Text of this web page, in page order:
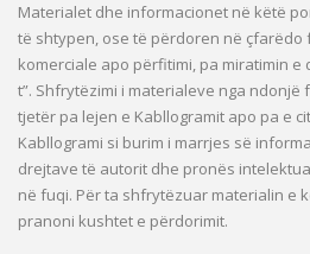
Materialet dhe informacionet në këtë
të shtypen, ose të përdoren në çfarëdo
komerciale apo përfitimi, pa miratimin e
t”. Shfrytëzimi i materialeve nga ndonjë
tjetër pa lejen e Kabllogramit apo pa e
Kabllogrami si burim i marrjes së
drejtave të autorit dhe pronës
në fuqi. Për ta shfrytëzuar materialin e
pranoni kushtet e përdorimit.